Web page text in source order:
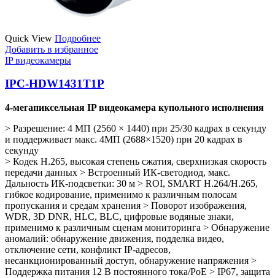
Quick View Подробнее
Добавить в избранное
IP видеокамеры
IPC-HDW1431T1Р
4-мегапиксельная IP видеокамера купольного исполнения
> Разрешение: 4 МП (2560 × 1440) при 25/30 кадрах в секунду
и поддерживает макс. 4МП (2688×1520) при 20 кадрах в
секунду
> Кодек H.265, высокая степень сжатия, сверхнизкая скорость
передачи данных > Встроенный ИК-светодиод, макс.
Дальность ИК-подсветки: 30 м > ROI, SMART H.264/H.265,
гибкое кодирование, применимо к различным полосам
пропускания и средам хранения > Поворот изображения,
WDR, 3D DNR, HLC, BLC, цифровые водяные знаки,
применимо к различным сценам мониторинга > Обнаружение
аномалий: обнаружение движения, подделка видео,
отключение сети, конфликт IP-адресов,
несанкционированный доступ, обнаружение напряжения >
Поддержка питания 12 В постоянного тока/PoE > IP67, защита